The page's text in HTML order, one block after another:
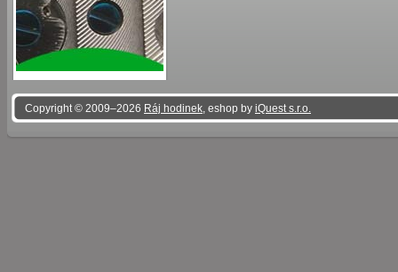
Copyright © 2009–2026 Ráj hodinek , eshop by iQuest s.r.o.